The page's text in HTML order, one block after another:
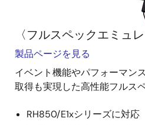
〈フルスペックエミュ
製品ページを見る
イベント機能やパフォーマン
取得も実現した高性能フルス
RH850/E1xシリーズに対応